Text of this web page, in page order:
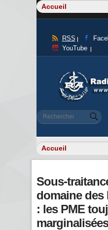
RSS
YouTube
Formulaire
Rechercher
Sous-
domaine
: les PME
marginalisées